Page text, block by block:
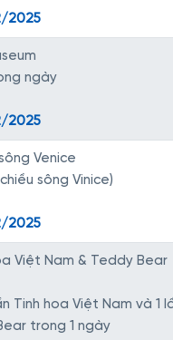
2025
ngày
2025
Venice
sông Vinice)
2025
Việt Nam & Teddy Bear
Tinh hoa Việt Nam và 1
trong 1 ngày